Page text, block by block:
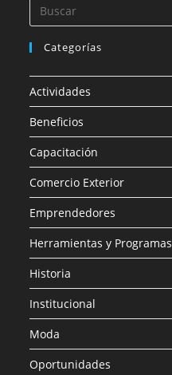
Categorías
Actividades
Beneficios
Capacitación
Comercio Exterior
Emprendedores
Herramientas y Programas
Historia
Institucional
Moda
Oportunidades